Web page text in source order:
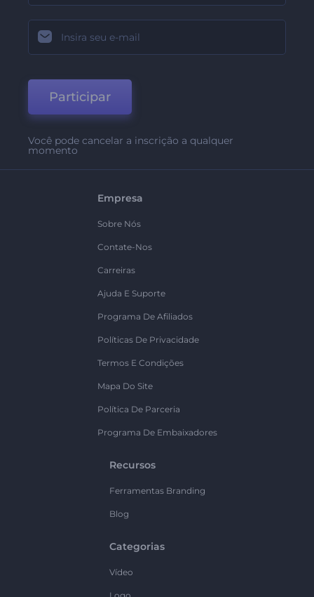
Participar
Você pode cancelar a inscrição a qualquer
momento
Empresa
Sobre Nós
Contate-Nos
Carreiras
Ajuda E Suporte
Programa De Afiliados
Políticas De Privacidade
Termos E Condições
Mapa Do Site
Política De Parceria
Programa De Embaixadores
Recursos
Ferramentas Branding
Blog
Categorias
Vídeo